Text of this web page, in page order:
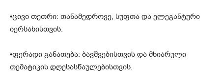
•ცივი თეთრი: თანამედროვე, სუფთა და ელეგანტური
იერსახისთვის.
•ფერადი განათება: ბავშვებისთვის და მხიარული
თემატიკის დღესასწაულებისთვის.